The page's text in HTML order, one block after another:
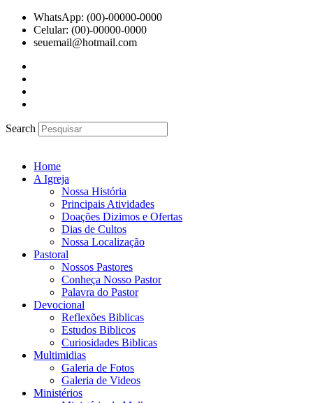
para
WhatsApp: (00)-00000-0000
Celular: (00)-00000-0000
seuemail@hotmail.com
Search
Home
A Igreja
Nossa História
Principais Atividades
Doações Dizimos e Ofertas
Dias de Cultos
Nossa Localização
Pastoral
Nossos Pastores
Conheça Nosso Pastor
Palavra do Pastor
Devocional
Reflexões Biblicas
Estudos Biblicos
Curiosidades Biblicas
Multimidias
Galeria de Fotos
Galeria de Videos
Ministérios